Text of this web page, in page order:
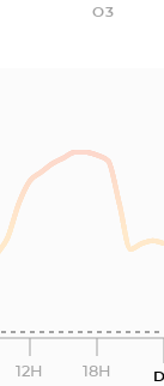
O3
12H 18H